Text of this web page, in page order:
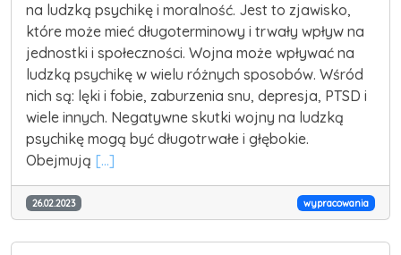
na ludzką psychikę i moralność. Jest to zjawisko,
które może mieć długoterminowy i trwały wpływ na
jednostki i społeczności. Wojna może wpływać na
ludzką psychikę w wielu różnych sposobów. Wśród
nich są: lęki i fobie, zaburzenia snu, depresja, PTSD i
wiele innych. Negatywne skutki wojny na ludzką
psychikę mogą być długotrwałe i głębokie.
Obejmują [...]
26.02.2023 wypracowania